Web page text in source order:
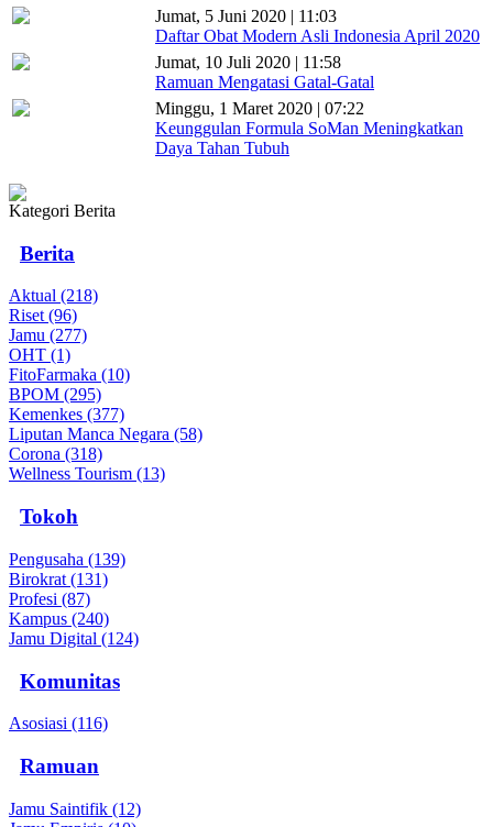
Jumat, 5 Juni 2020 | 11:03
Daftar Obat Modern Asli Indonesia April 2020
Jumat, 10 Juli 2020 | 11:58
Ramuan Mengatasi Gatal-Gatal
Minggu, 1 Maret 2020 | 07:22
Keunggulan Formula SoMan Meningkatkan
Daya Tahan Tubuh
Kategori Berita
Berita
Aktual (218)
Riset (96)
Jamu (277)
OHT (1)
FitoFarmaka (10)
BPOM (295)
Kemenkes (377)
Liputan Manca Negara (58)
Corona (318)
Wellness Tourism (13)
Tokoh
Pengusaha (139)
Birokrat (131)
Profesi (87)
Kampus (240)
Jamu Digital (124)
Komunitas
Asosiasi (116)
Ramuan
Jamu Saintifik (12)